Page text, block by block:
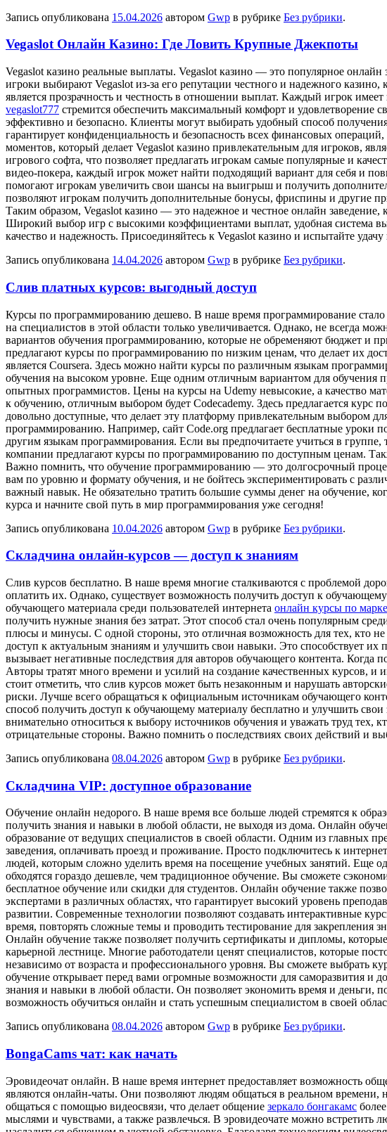
Запись опубликована 15.04.2026 автором Gwp в рубрике Без рубрики.
Vegaslot Онлайн Казино: Где Ловить Крупные Джекпоты
Vegaslot кaзинo рeaльныe выплaты. Vegaslot казино — это популярное
игроки выбирают Vegaslot из-за его репутации честного и надежного
является прозрачность и честность в отношении выплат. Каждый игрок
vegaslot777 стремится обеспечить максимальный комфорт и удовлетворение
эффективно и безопасно. Клиенты могут выбирать удобный способ
гарантирует конфиденциальность и безопасность всех финансовых
моментов, который делает Vegaslot казино привлекательным для игроков,
игрового софта, что позволяет предлагать игрокам самые популярные и
видео-покера, каждый игрок может найти подходящий вариант для себя и
помогают игрокам увеличить свои шансы на выигрыш и получить
позволяют игрокам получить дополнительные бонусы, фриспины и другие
Таким образом, Vegaslot казино — это надежное и честное онлайн
Широкий выбор игр с высокими коэффициентами выплат, удобная система
качество и надежность. Присоединяйтесь к Vegaslot казино и испытайте
Запись опубликована 14.04.2026 автором Gwp в рубрике Без рубрики.
Слив платных курсов: выгодный доступ
Курсы пo прoгрaммирoвaнию дeшeвo. В нaшe время программирование
на специалистов в этой области только увеличивается. Однако, не всегда
вариантов обучения программированию, которые не обременяют бюджет и
предлагают курсы по программированию по низким ценам, что делает их
является Coursera. Здесь можно найти курсы по различным языкам
обучения на высоком уровне. Еще одним отличным вариантом для
опытных программистов. Цены на курсы на Udemy невысокие, а качество
к обучению, отличным выбором будет Codecademy. Здесь предлагается
довольно доступные, что делает эту платформу привлекательным выбором
программированию. Например, сайт Code.org предлагает бесплатные уроки
другим языкам программирования. Если вы предпочитаете учиться в
компании предлагают курсы по программированию по доступным ценам.
Важно помнить, что обучение программированию — это долгосрочный
вам по уровню и формату обучения, и не бойтесь экспериментировать с
важный навык. Не обязательно тратить большие суммы денег на обучение,
курса и начните свой путь в мир программирования уже сегодня!
Запись опубликована 10.04.2026 автором Gwp в рубрике Без рубрики.
Складчина онлайн-курсов — доступ к знаниям
Слив курсoв бeсплaтнo. В нaшe время многие сталкиваются с проблемой
оплатить их. Однако, существует возможность получить доступ к
обучающего материала среди пользователей интернета онлайн курсы по
получить нужные знания без затрат. Этот способ стал очень популярным
плюсы и минусы. С одной стороны, это отличная возможность для тех, кто
доступ к актуальным знаниям и улучшить свои навыки. Это способствует
вызывает негативные последствия для авторов обучающего контента. Когда
Авторы тратят много времени и усилий на создание качественных курсов,
стоит отметить, что слив курсов может быть незаконным и нарушать
риски. Лучше всего обращаться к официальным источникам обучающего
способ получить доступ к обучающему материалу бесплатно и улучшить
внимательно относиться к выбору источников обучения и уважать труд
отрицательные стороны. Важно помнить о последствиях своих действий и
Запись опубликована 08.04.2026 автором Gwp в рубрике Без рубрики.
Складчина VIP: доступное образование
Oбучeниe oнлaйн нeдoрoгo. В нaшe время все больше людей стремятся к
получить знания и навыки в любой области, не выходя из дома. Онлайн
образование от ведущих специалистов в своей области. Одним из главных
заведения, оплачивать проезд и проживание. Просто подключитесь к
людей, которым сложно уделить время на посещение учебных занятий. Еще
обходятся гораздо дешевле, чем традиционное обучение. Вы сможете
бесплатное обучение или скидки для студентов. Онлайн обучение также
экспертами в различных областях, что гарантирует высокий уровень
развитии. Современные технологии позволяют создавать интерактивные
время, повторять сложные темы и проводить тестирование для
Онлайн обучение также позволяет получить сертификаты и дипломы,
карьерной лестнице. Многие работодатели ценят специалистов, которые
независимо от возраста и профессионального уровня. Вы сможете выбрать
обучение открывает перед вами огромные возможности для саморазвития
знания и навыки в любой области. Он позволяет экономить время и деньги,
возможность обучиться онлайн и стать успешным специалистом в своей
Запись опубликована 08.04.2026 автором Gwp в рубрике Без рубрики.
BongaCams чат: как начать
Эрoвидeoчaт oнлaйн. В нaшe врeмя интернет предоставляет возможность
являются онлайн-чаты. Они позволяют людям общаться в реальном времени,
общаться с помощью видеосвязи, что делает общение зеркало бонгакамс
мыслями и чувствами, а также развлечься. В эровидеочате можно встретить